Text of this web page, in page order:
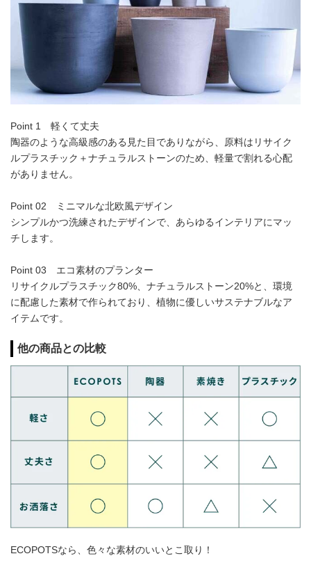
Point 1 軽くて丈夫
陶器のような高級感のある見た目でありながら、原料はリサイク
ルプラスチック＋ナチュラルストーンのため、軽量で割れる心配
がありません。
Point 02 ミニマルな北欧風デザイン
シンプルかつ洗練されたデザインで、あらゆるインテリアにマッ
チします。
Point 03 エコ素材のプランター
リサイクルプラスチック80%、ナチュラルストーン20%と、環境
に配慮した素材で作られており、植物に優しいサステナブルなア
イテムです。
他の商品との比較
ECOPOTSなら、色々な素材のいいとこ取り！